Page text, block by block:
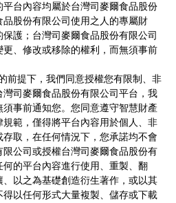
台內容均屬於台灣司麥爾食品股份
股份有限公司使用之人的專屬財
護；台灣司麥爾食品股份有限公司
、修改或移除的權利，而無須事前
司麥爾食品股份有限公司平台，我
事前通知您。您同意遵守智慧財產
範，僅得將平台內容用於個人、非
取，在任何情況下，您承諾均不會
公司或授權台灣司麥爾食品股份有
的平台內容進行使用、重製、翻
以之為基礎創造衍生著作，或以其
以任何形式大量複製、儲存或下載